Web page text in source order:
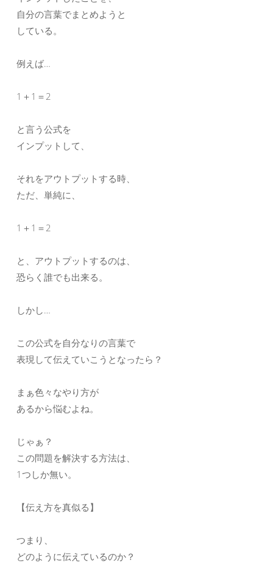
自分の言葉でまとめようと
している。
例えば…
1＋1＝2
と言う公式を
インプットして、
それをアウトプットする時、
ただ、単純に、
1＋1＝2
と、アウトプットするのは、
恐らく誰でも出来る。
しかし…
この公式を自分なりの言葉で
表現して伝えていこうとなったら？
まぁ色々なやり方が
あるから悩むよね。
じゃぁ？
この問題を解決する方法は、
1つしか無い。
【伝え方を真似る】
つまり、
どのように伝えているのか？